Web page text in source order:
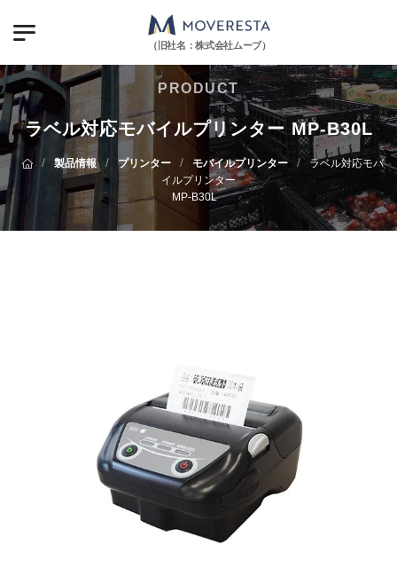
（旧社名：株式会社ムーブ）
PRODUCT
ラベル対応モバイルプリンター MP-B30L
/ 製品情報 / プリンター / モバイルプリンター /
ラベル対応モバ
イルプリンター
MP-B30L